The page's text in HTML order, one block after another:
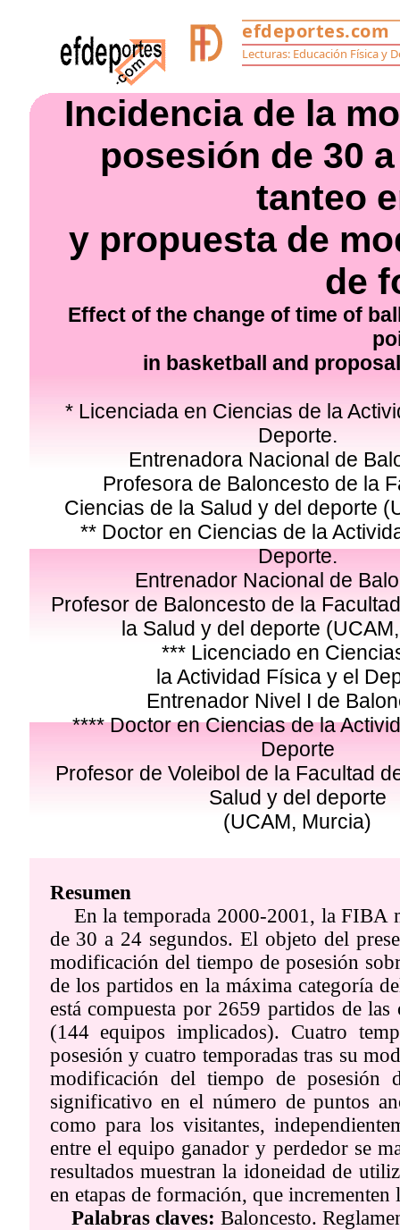
Incidencia de la
posesión de 30
tanteo
y propuesta de
de
Effect of the change of time of
in basketball and
* Licenciada en Ciencias de la
Deporte.
Entrenadora Nacional de
Profesora de Baloncesto de la
Ciencias de la Salud y del deporte
** Doctor en Ciencias de la
Deporte.
Entrenador Nacional de
Profesor de Baloncesto de la
la Salud y del deporte
*** Licenciado en
la Actividad Física y el
Entrenador Nivel I de
**** Doctor en Ciencias de la
Deporte
Profesor de Voleibol de la Facultad
Salud y del deporte
(UCAM, Murcia)
Resumen
En la temporada 2000-2001, la FIBA
de 30 a 24 segundos. El objeto del
modificación del tiempo de posesión
de los partidos en la máxima categoría
está compuesta por 2659 partidos de
(144 equipos implicados). Cuatro
posesión y cuatro temporadas tras su
modificación del tiempo de posesión
significativo en el número de puntos
como para los visitantes,
entre el equipo ganador y perdedor se
resultados muestran la idoneidad de
en etapas de formación, que
Palabras claves: Baloncesto.